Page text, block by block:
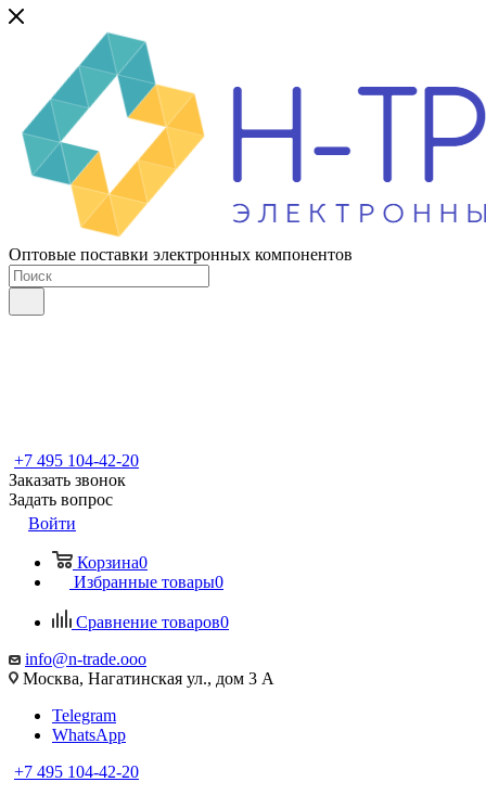
Оптовые поставки электронных компонентов
+7 495 104-42-20
Заказать звонок
Задать вопрос
Войти
Корзина0
Избранные товары0
Сравнение товаров0
info@n-trade.ooo
Москва, Нагатинская ул., дом 3 А
Telegram
WhatsApp
+7 495 104-42-20